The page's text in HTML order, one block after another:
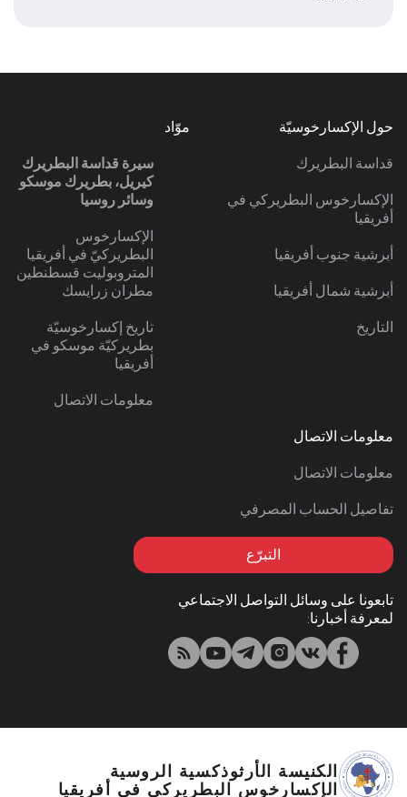
حول الإكسارخوسيّة
قداسة البطريرك
الإكسارخوس البطريركي في
أفريقيا
أبرشية جنوب أفريقيا
أبرشية شمال أفريقيا
التاريخ
موّاد
سيرة قداسة البطريرك
كيريل، بطريرك موسكو
وسائر روسيا
الإكسارخوس
البطريركيّ في أفريقيا
المتروبوليت قسطنطين
مطران زرايسك
تاريخ إكسارخوسيّة
بطريركيّة موسكو في
أفريقيا
معلومات الاتصال
معلومات الاتصال
معلومات الاتصال
تفاصيل الحساب المصرفي
التبرّع
تابعونا على وسائل التواصل الاجتماعي
لمعرفة أخبارنا:
الكنيسة الأرثوذكسية الروسية
الإكسارخوس البطريركي في أفريقيا